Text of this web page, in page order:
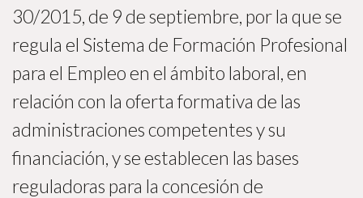
30/2015, de 9 de septiembre, por la que se
regula el Sistema de Formación Profesional
para el Empleo en el ámbito laboral, en
relación con la oferta formativa de las
administraciones competentes y su
financiación, y se establecen las bases
reguladoras para la concesión de